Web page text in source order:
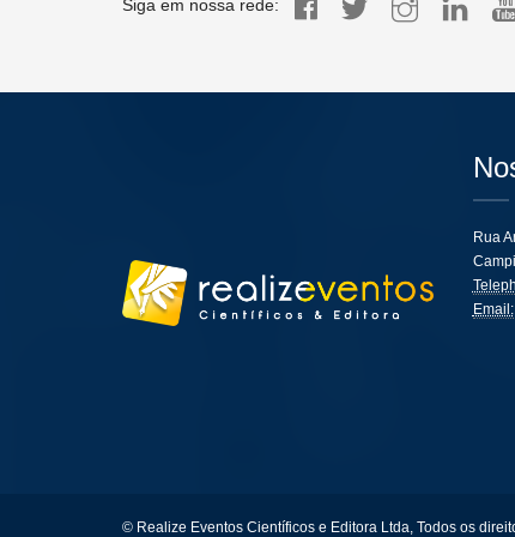
Siga em nossa rede:
Rua
Email:
© Realize Eventos Científicos e Editora Ltda, Todos os